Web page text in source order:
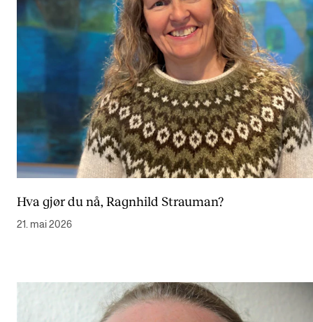
Hva gjør du nå, Ragnhild Strauman?
21. mai 2026